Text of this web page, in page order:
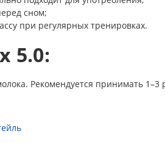
сном;
при регулярных тренировках.
5.0:
Рекомендуется принимать